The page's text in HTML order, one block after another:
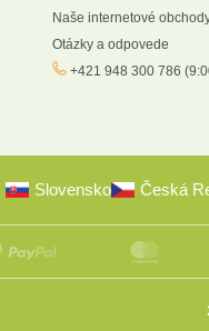
Naše internetové
Otázky a odpovede
+421 948 300 786
Slovensko Česká